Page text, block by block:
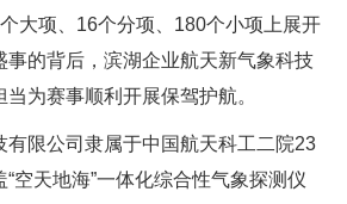
大项、16个分项、180个小项上展开
事的背后，滨湖企业航天新气象科技
为赛事顺利开展保驾护航。
限公司隶属于中国航天科工二院23
空天地海”一体化综合性气象探测仪